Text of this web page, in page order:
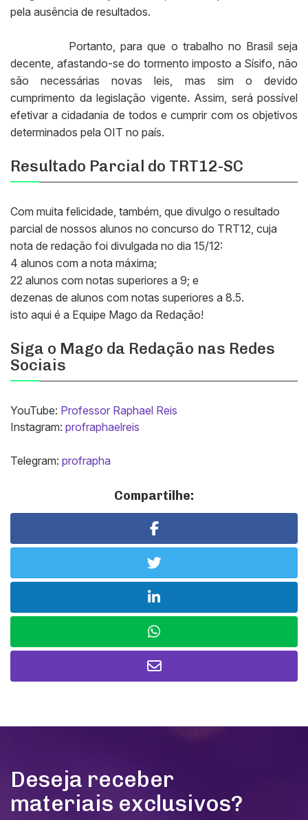
pela ausência de resultados.
Portanto, para que o trabalho no Brasil seja
decente, afastando-se do tormento imposto a Sísifo, não
são necessárias novas leis, mas sim o devido
cumprimento da legislação vigente. Assim, será possível
efetivar a cidadania de todos e cumprir com os objetivos
determinados pela OIT no país.
Resultado Parcial do TRT12-SC
Com muita felicidade, também, que divulgo o resultado
parcial de nossos alunos no concurso do TRT12, cuja
nota de redação foi divulgada no dia 15/12:
4 alunos com a nota máxima;
22 alunos com notas superiores a 9; e
dezenas de alunos com notas superiores a 8.5.
isto aqui é a Equipe Mago da Redação!
Siga o Mago da Redação nas Redes
Sociais
YouTube: Professor Raphael Reis
Instagram: profraphaelreis
Telegram: profrapha
Compartilhe:
Deseja receber
materiais exclusivos?